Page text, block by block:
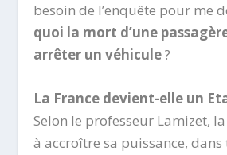
besoin de l’enquête pour me
quoi la mort d’une
arrêter un véhicule?
La France devient-elle un
Selon le professeur Lamizet,
à accroître sa puissance, dans